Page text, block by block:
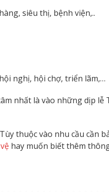
siêu thị, bệnh viện,..
nghị, hội chợ, triển lãm,…
nhất là vào những dịp lễ
thuộc vào nhu cầu cần
hay muốn biết thêm